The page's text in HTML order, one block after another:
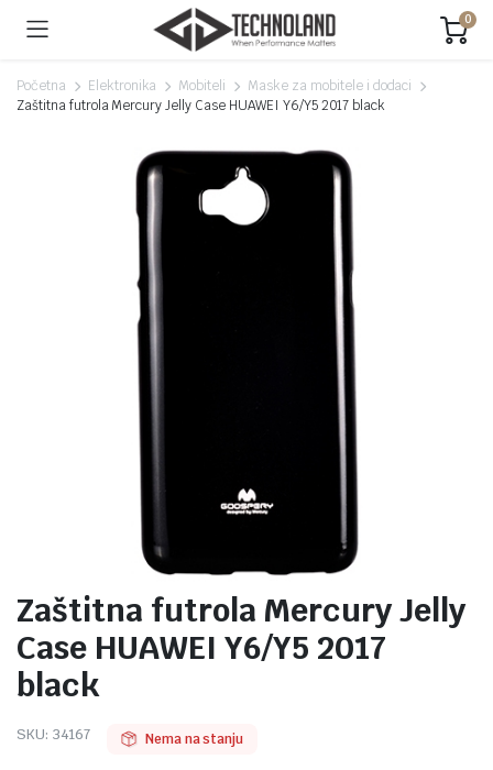
0
Početna Elektronika Mobiteli
Maske za mobitele i dodaci
Zaštitna futrola Mercury Jelly Case HUAWEI Y6/Y5 2017 black
Zaštitna futrola Mercury Jelly
Case HUAWEI Y6/Y5 2017
black
SKU: 34167 Nema na stanju